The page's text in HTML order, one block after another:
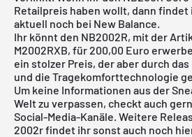
Retailpreis haben wollt, dann findet
aktuell noch bei New Balance.
Ihr könnt den NB2002R, mit der
M2002RXB, für 200,00 Euro
ein stolzer Preis, der aber durch
und die Tragekomforttechnologie
Um keine Informationen aus der
Welt zu verpassen, checkt auch
Social-Media-Kanäle. Weitere
2002r findet ihr sonst auch noch